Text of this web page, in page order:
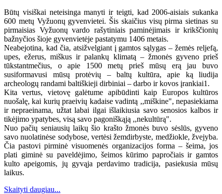
Būtų visiškai neteisinga manyti ir teigti, kad 2006-aisiais sukanka
600 metų Vyžuonų gyvenvietei. Šis skaičius visų pirma sietinas su
pirmaisias Vyžuonų vardo rašytiniais paminėjimais ir krikščionių
bažnyčios šioje gyvenvietėje pastatymu 1406 metais.
Neabejotina, kad čia, atsižvelgiant į gamtos sąlygas – žemės reljefą,
upes, ežerus, miškus ir palankų klimatą – žmonės gyveno prieš
tūkstantmečius, o apie 1500 metų prieš mūsų erą jau buvo
susiformavusi mūsų protėvių – baltų kultūra, apie ką liudija
archeologų randami baltiškieji dirbiniai – darbo ir kovos įrankiai1.
Kita vertus, vietovę galėtume apibūdinti kaip Europos kultūros
nuošalę, kai kurių praeivių kadaise vadintą ,,miškine", nepasiekiama
ir nepraeinama, užtat labai ilgai išlaikiusia savo senosios kalbos ir
tikėjimo ypatybes, visą savo pagoniškąją ,,nekultūrą".
Nuo pačių seniausių laikų šio krašto žmonės buvo sėslūs, gyveno
savo nuolatinėse sodybose, vertėsi žemdirbyste, medžiokle, žvejyba.
Čia pastovi pirminė visuomenės organizacijos forma – šeima, jos
plati giminė su paveldėjimo, šeimos kūrimo papročiais ir gamtos
kulto apeigomis, jų gyvąja perdavimo tradicija, pasiekusia mūsų
laikus.
Skaityti daugiau...